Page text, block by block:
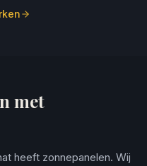
met
heeft zonnepanelen. Wij